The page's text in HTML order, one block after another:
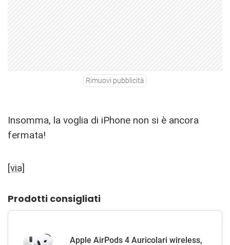
Rimuovi pubblicità
Insomma, la voglia di iPhone non si è ancora
fermata!
[via]
Prodotti consigliati
Apple AirPods 4 Auricolari wireless,